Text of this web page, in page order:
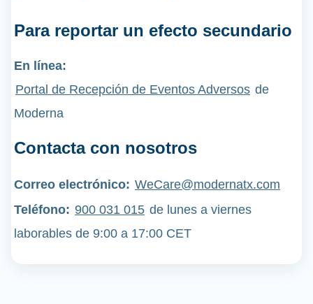
Para reportar un efecto secundario
En línea:
Portal de Recepción de Eventos Adversos de
Moderna
Contacta con nosotros
Correo electrónico: WeCare@modernatx.com
Teléfono: 900 031 015 de lunes a viernes
laborables de 9:00 a 17:00 CET